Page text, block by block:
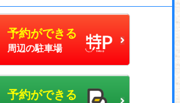
予約ができる
周辺の駐車場
予約ができる